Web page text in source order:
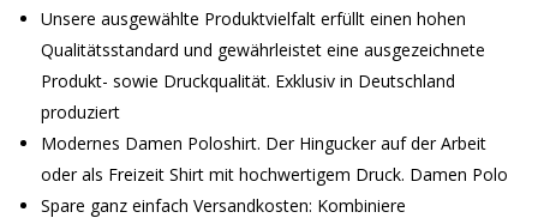
Unsere ausgewählte Produktvielfalt erfüllt einen hohen
Qualitätsstandard und gewährleistet eine ausgezeichnete
Produkt- sowie Druckqualität. Exklusiv in Deutschland
produziert
Modernes Damen Poloshirt. Der Hingucker auf der Arbeit
oder als Freizeit Shirt mit hochwertigem Druck. Damen Polo
Spare ganz einfach Versandkosten: Kombiniere